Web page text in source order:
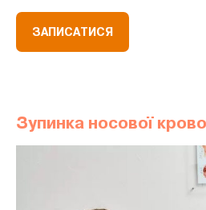
ЗАПИСАТИСЯ
Зупинка носової